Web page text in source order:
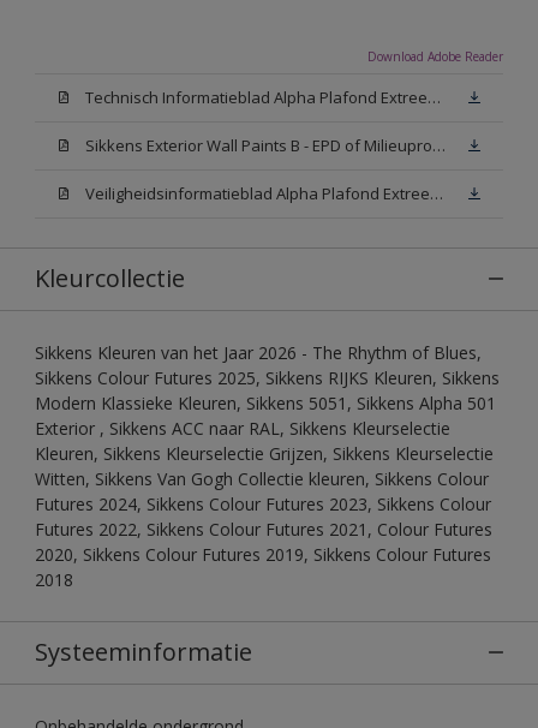
Download Adobe Reader
Technisch Informatieblad Alpha Plafond Extreem Mat (PDF)
Sikkens Exterior Wall Paints B - EPD of Milieuproductverklaring
Veiligheidsinformatieblad Alpha Plafond Extreem Mat White W05 (MSDS)
Kleurcollectie
Sikkens Kleuren van het Jaar 2026 - The Rhythm of Blues,
Sikkens Colour Futures 2025, Sikkens RIJKS Kleuren, Sikkens
Modern Klassieke Kleuren, Sikkens 5051, Sikkens Alpha 501
Exterior , Sikkens ACC naar RAL, Sikkens Kleurselectie
Kleuren, Sikkens Kleurselectie Grijzen, Sikkens Kleurselectie
Witten, Sikkens Van Gogh Collectie kleuren, Sikkens Colour
Futures 2024, Sikkens Colour Futures 2023, Sikkens Colour
Futures 2022, Sikkens Colour Futures 2021, Colour Futures
2020, Sikkens Colour Futures 2019, Sikkens Colour Futures
2018
Systeeminformatie